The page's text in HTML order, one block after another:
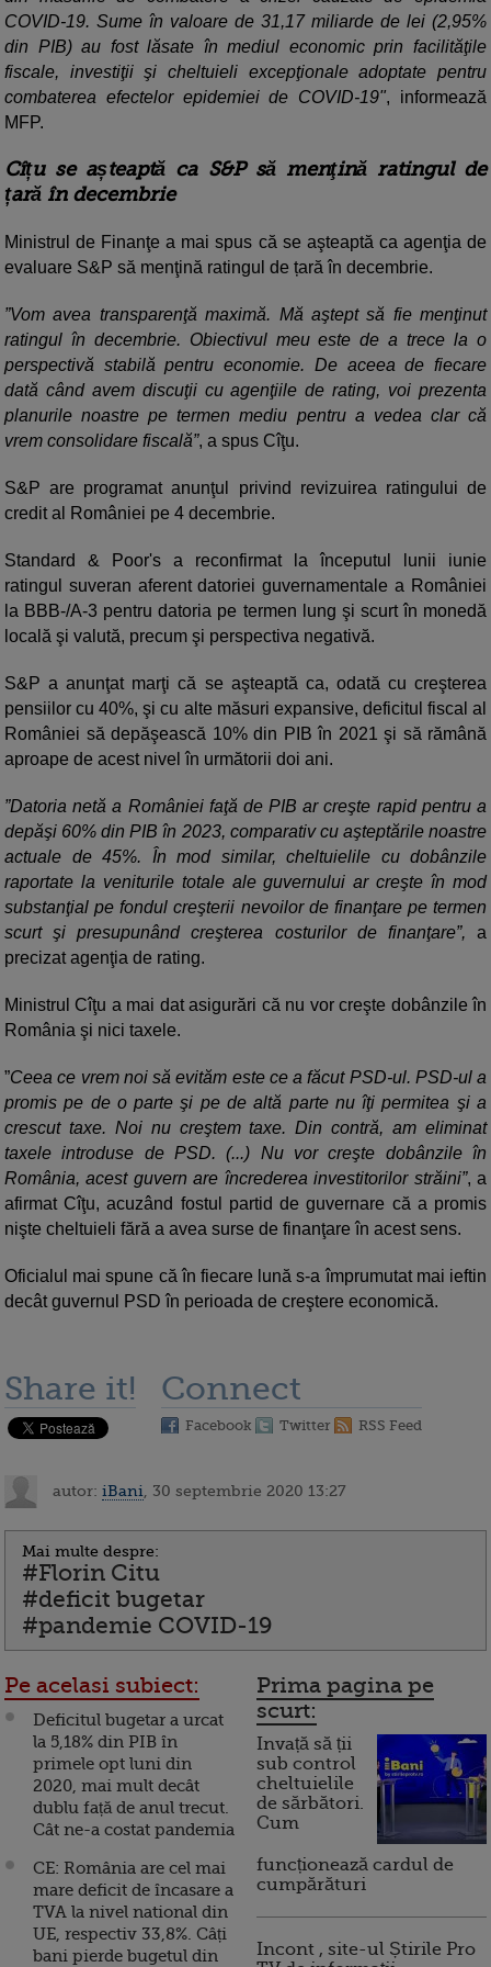
COVID-19. Sume în valoare de 31,17 miliarde de lei (2,95%
din PIB) au fost lăsate în mediul economic prin facilităţile
fiscale, investiţii şi cheltuieli excepţionale adoptate pentru
combaterea efectelor epidemiei de COVID-19", informează
MFP.
Cîțu se așteaptă ca S&P să menţină ratingul de
țară în decembrie
Ministrul de Finanţe a mai spus că se aşteaptă ca agenţia de
evaluare S&P să menţină ratingul de țară în decembrie.
”Vom avea transparenţă maximă. Mă aştept să fie menţinut
ratingul în decembrie. Obiectivul meu este de a trece la o
perspectivă stabilă pentru economie. De aceea de fiecare
dată când avem discuţii cu agenţiile de rating, voi prezenta
planurile noastre pe termen mediu pentru a vedea clar că
vrem consolidare fiscală”, a spus Cîţu.
S&P are programat anunţul privind revizuirea ratingului de
credit al României pe 4 decembrie.
Standard & Poor's a reconfirmat la începutul lunii iunie
ratingul suveran aferent datoriei guvernamentale a României
la BBB-/A-3 pentru datoria pe termen lung şi scurt în monedă
locală şi valută, precum şi perspectiva negativă.
S&P a anunţat marţi că se aşteaptă ca, odată cu creşterea
pensiilor cu 40%, şi cu alte măsuri expansive, deficitul fiscal al
României să depăşească 10% din PIB în 2021 şi să rămână
aproape de acest nivel în următorii doi ani.
”Datoria netă a României faţă de PIB ar creşte rapid pentru a
depăşi 60% din PIB în 2023, comparativ cu aşteptările noastre
actuale de 45%. În mod similar, cheltuielile cu dobânzile
raportate la veniturile totale ale guvernului ar creşte în mod
substanţial pe fondul creşterii nevoilor de finanţare pe termen
scurt şi presupunând creşterea costurilor de finanţare”, a
precizat agenţia de rating.
Ministrul Cîţu a mai dat asigurări că nu vor creşte dobânzile în
România şi nici taxele.
”Ceea ce vrem noi să evităm este ce a făcut PSD-ul. PSD-ul a
promis pe de o parte şi pe de altă parte nu îţi permitea şi a
crescut taxe. Noi nu creştem taxe. Din contră, am eliminat
taxele introduse de PSD. (...) Nu vor creşte dobânzile în
România, acest guvern are încrederea investitorilor străini”, a
afirmat Cîţu, acuzând fostul partid de guvernare că a promis
nişte cheltuieli fără a avea surse de finanţare în acest sens.
Oficialul mai spune că în fiecare lună s-a împrumutat mai ieftin
decât guvernul PSD în perioada de creştere economică.
Share it! Connect
Facebook Twitter RSS Feed
autor: iBani , 30 septembrie 2020 13:27
Mai multe despre:
#Florin Citu
#deficit bugetar
#pandemie COVID-19
Pe acelasi subiect:
Deficitul bugetar a urcat
la 5,18% din PIB în
primele opt luni din
2020, mai mult decât
dublu față de anul trecut.
Cât ne-a costat pandemia
CE: România are cel mai
mare deficit de încasare a
TVA la nivel national din
UE, respectiv 33,8%. Câți
bani pierde bugetul din
Prima pagina pe
scurt:
Invață să ții
sub control
cheltuielile
de sărbători.
Cum
funcționează cardul de
cumpărături
Incont , site-ul Știrile Pro